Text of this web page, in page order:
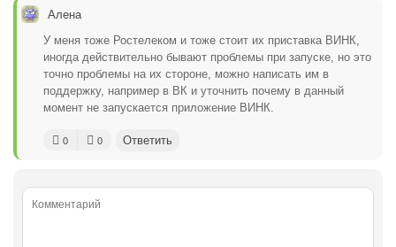
Алена
У меня тоже Ростелеком и тоже стоит их приставка ВИНК,
иногда действительно бывают проблемы при запуске, но это
точно проблемы на их стороне, можно написать им в
поддержку, например в ВК и уточнить почему в данный
момент не запускается приложение ВИНК.
0 0 Ответить